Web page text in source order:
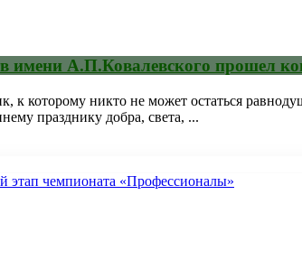
имени А.П.Ковалевского прошел
которому никто не может остаться
празднику добра, света, ...